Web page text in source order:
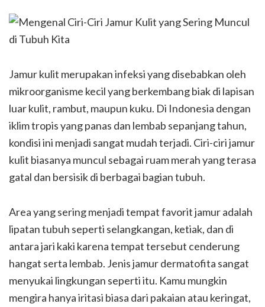
Jamur kulit merupakan infeksi yang disebabkan oleh
mikroorganisme kecil yang berkembang biak di lapisan
luar kulit, rambut, maupun kuku. Di Indonesia dengan
iklim tropis yang panas dan lembab sepanjang tahun,
kondisi ini menjadi sangat mudah terjadi. Ciri-ciri jamur
kulit biasanya muncul sebagai ruam merah yang terasa
gatal dan bersisik di berbagai bagian tubuh.
Area yang sering menjadi tempat favorit jamur adalah
lipatan tubuh seperti selangkangan, ketiak, dan di
antara jari kaki karena tempat tersebut cenderung
hangat serta lembab. Jenis jamur dermatofita sangat
menyukai lingkungan seperti itu. Kamu mungkin
mengira hanya iritasi biasa dari pakaian atau keringat,